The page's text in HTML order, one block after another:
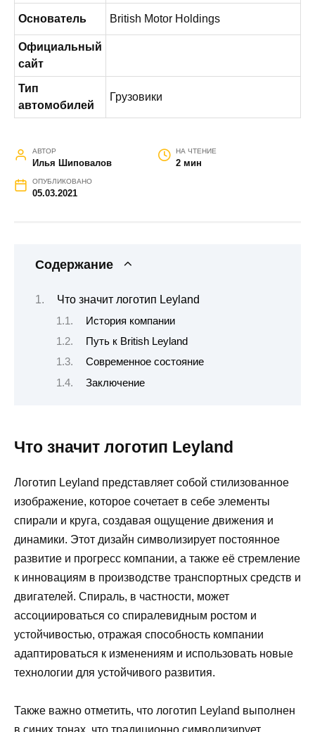
Основатель British Motor Holdings
Официальный
сайт
Тип
автомобилей
Грузовики
АВТОР
Илья Шиповалов
НА ЧТЕНИЕ
2 мин
ОПУБЛИКОВАНО
05.03.2021
Содержание
Что значит логотип Leyland
История компании
Путь к British Leyland
Современное состояние
Заключение
Что значит логотип Leyland
Логотип Leyland представляет собой стилизованное
изображение, которое сочетает в себе элементы
спирали и круга, создавая ощущение движения и
динамики. Этот дизайн символизирует постоянное
развитие и прогресс компании, а также её стремление
к инновациям в производстве транспортных средств и
двигателей. Спираль, в частности, может
ассоциироваться со спиралевидным ростом и
устойчивостью, отражая способность компании
адаптироваться к изменениям и использовать новые
технологии для устойчивого развития.
Также важно отметить, что логотип Leyland выполнен